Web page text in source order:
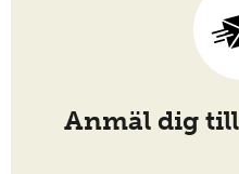
Anmäl dig